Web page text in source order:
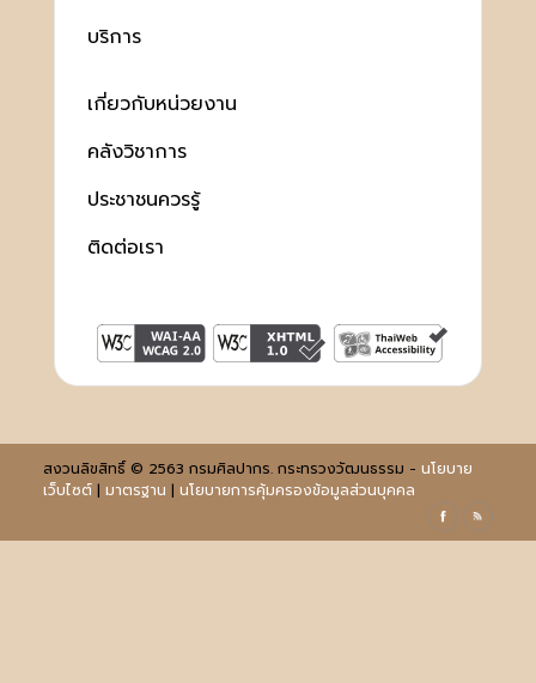
บริการ
เกี่ยวกับหน่วยงาน
คลังวิชาการ
ประชาชนควรรู้
ติดต่อเรา
สงวนลิขสิทธิ์ © 2563 กรมศิลปากร. กระทรวงวัฒนธรรม - นโยบาย
เว็บไซต์| มาตรฐาน | นโยบายการคุ้มครองข้อมูลส่วนบุคคล